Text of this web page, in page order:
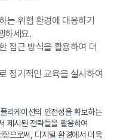
는 위협 환경에 대응하기
하세요.
접근 방식을 활용하여 더
정기적인 교육을 실시하여
리케이션의 안전성을 확보하는
제시된 전략들을 활용하여
으로써, 디지털 환경에서 더욱